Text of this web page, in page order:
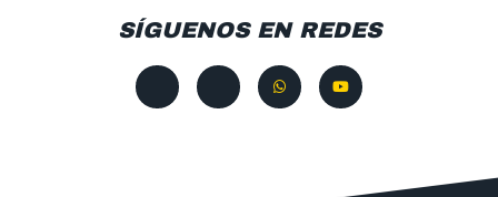
SÍGUENOS EN REDES